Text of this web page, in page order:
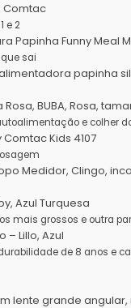
Comtac
e 2
Papinha Funny Meal
sai
papinha
BUBA, Rosa,
e colher
Kids 4107
Medidor, Clingo,
Azul Turquesa
mais grossos e outra
– Lillo, Azul
de 8 anos e
lente grande